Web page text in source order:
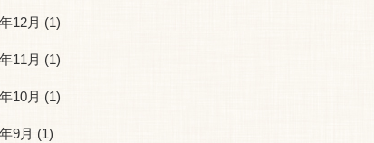
12月 (1)
11月 (1)
10月 (1)
9月 (1)